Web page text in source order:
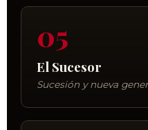
05
El Sucesor
Sucesión y nueva